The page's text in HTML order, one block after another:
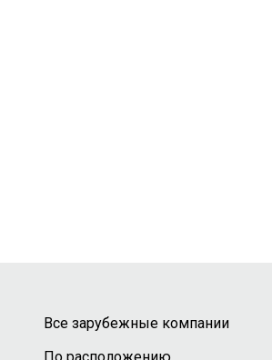
Все зарубежные компании